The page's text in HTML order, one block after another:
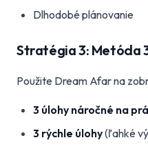
Dlhodobé plánovanie
Stratégia 3: Metóda
Použite Dream Afar na
3 úlohy náročné na
3 rýchle úlohy(ľahké